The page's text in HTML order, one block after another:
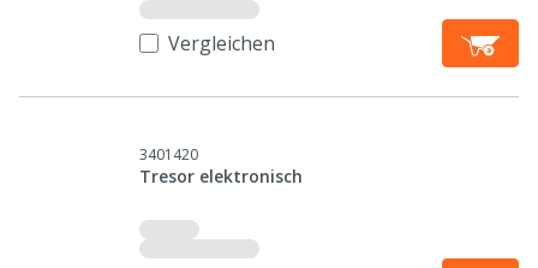
Vergleichen
3401420
Tresor elektronisch